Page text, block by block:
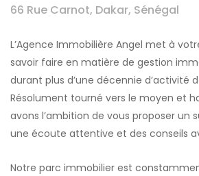
66 Rue Carnot, Dakar, Sénégal
L’Agence Immobilière Angel met à
savoir faire en matière de gestion
durant plus d’une décennie d’activité
Résolument tourné vers le moyen et
avons l’ambition de vous proposer un
une écoute attentive et des conseils
Notre parc immobilier est